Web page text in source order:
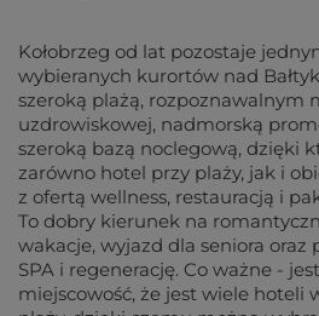
Kołobrzeg od lat pozostaje
wybieranych kurortów nad
szeroką plażą, rozpoznawalnym
uzdrowiskowej, nadmorską
szeroką bazą noclegową, dzięki
zarówno hotel przy plaży, jak i
z ofertą wellness, restauracją i
To dobry kierunek na
wakacje, wyjazd dla seniora oraz
SPA i regenerację. Co ważne -
miejscowość, że jest wiele hoteli